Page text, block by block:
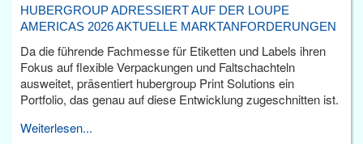
HUBERGROUP ADRESSIERT AUF DER LOUPE
AMERICAS 2026 AKTUELLE MARKTANFORDERUNGEN
Da die führende Fachmesse für Etiketten und Labels ihren
Fokus auf flexible Verpackungen und Faltschachteln
ausweitet, präsentiert hubergroup Print Solutions ein
Portfolio, das genau auf diese Entwicklung zugeschnitten ist.
Weiterlesen...